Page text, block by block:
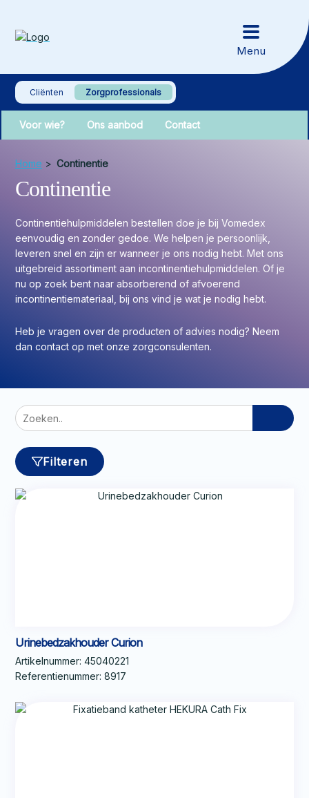
Cliënten Zorgprofessionals
Voor wie? Ons aanbod Contact
Home > Continentie
Continentie
Continentiehulpmiddelen bestellen doe je bij Vomedex
eenvoudig en zonder gedoe. We helpen je persoonlijk,
leveren snel en zijn er wanneer je ons nodig hebt. Met ons
uitgebreid assortiment aan incontinentiehulpmiddelen. Of je
nu op zoek bent naar absorberend of afvoerend
incontinentiemateriaal, bij ons vind je wat je nodig hebt.
Heb je vragen over de producten of advies nodig? Neem
dan contact op met onze zorgconsulenten.
Zoeken
naar:
Filteren
Urinebedzakhouder Curion
Artikelnummer: 45040221
Referentienummer: 8917